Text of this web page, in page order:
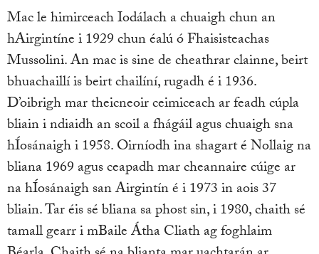
Mac le himirceach Iodálach a chuaigh chun an
hAirgintíne i 1929 chun éalú ó Fhaisisteachas
Mussolini. An mac is sine de cheathrar clainne, beirt
bhuachaillí is beirt chailíní, rugadh é i 1936.
D’oibrigh mar theicneoir ceimiceach ar feadh cúpla
bliain i ndiaidh an scoil a fhágáil agus chuaigh sna
hÍosánaigh i 1958. Oirníodh ina shagart é Nollaig na
bliana 1969 agus ceapadh mar cheannaire cúige ar
na hÍosánaigh san Airgintín é i 1973 in aois 37
bliain. Tar éis sé bliana sa phost sin, i 1980, chaith sé
tamall gearr i mBaile Átha Cliath ag foghlaim